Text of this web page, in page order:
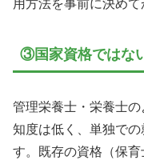
用方法を事前に決め
③国家資格ではな
管理栄養士・栄養士
知度は低く、単独で
す。既存の資格（保